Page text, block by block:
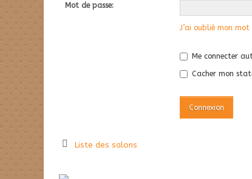
Mot de passe:
J’ai oublié mon mot
Me connecter
Cacher mon
Liste des salons